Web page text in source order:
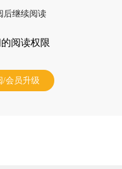
后继续阅读
阅读权限
/会员升级